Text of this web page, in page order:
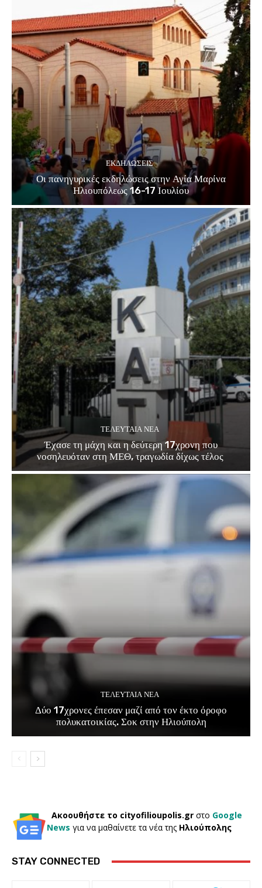
ΕΚΔΗΛΏΣΕΙΣ
Οι πανηγυρικές εκδηλώσεις στην Αγία Μαρίνα
Ηλιουπόλεως 16-17 Ιουλίου
ΤΕΛΕΥΤΑΊΑ ΝΈΑ
Έχασε τη μάχη και η δεύτερη 17χρονη που
νοσηλευόταν στη ΜΕΘ, τραγωδία δίχως τέλος
ΤΕΛΕΥΤΑΊΑ ΝΈΑ
Δύο 17χρονες έπεσαν μαζί από τον έκτο όροφο
πολυκατοικίας. Σοκ στην Ηλιούπολη
Ακοουθήστε το cityofilioupolis.gr στο Google
News για να μαθαίνετε τα νέα της Ηλιούπολης
STAY CONNECTED